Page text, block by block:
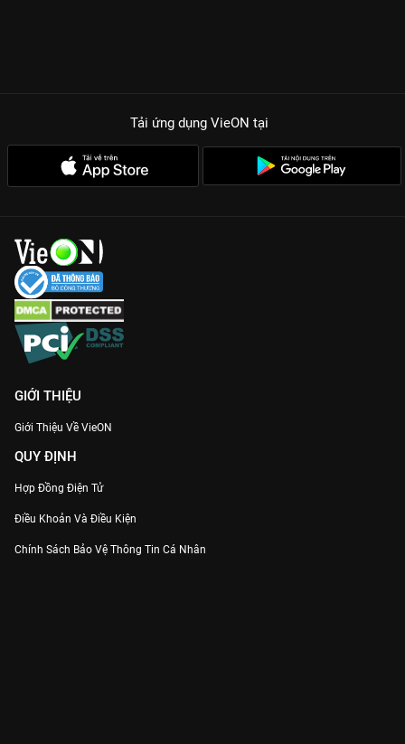
Tải ứng dụng VieON tại
GIỚI THIỆU
Giới Thiệu Về VieON
QUY ĐỊNH
Hợp Đồng Điện Tử
Điều Khoản Và Điều Kiện
Chính Sách Bảo Vệ Thông Tin Cá Nhân